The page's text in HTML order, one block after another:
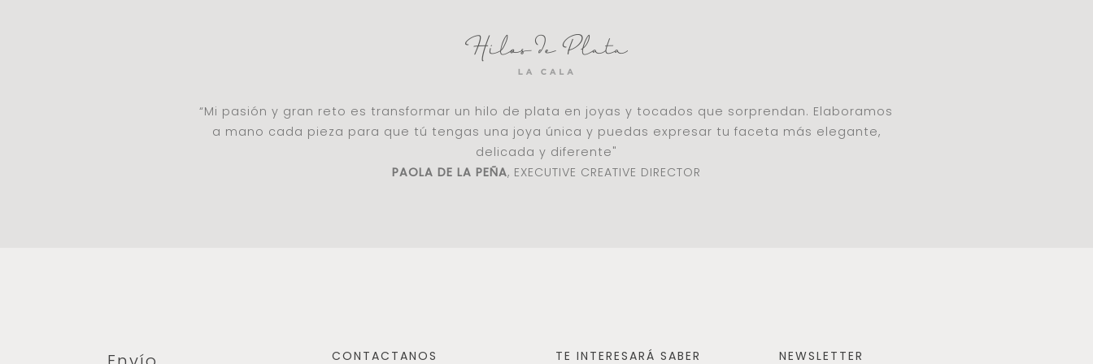
“Mi pasión y gran reto es transformar un hilo de plata en joyas y tocados que sorprendan. Elaboramos
a mano cada pieza para que tú tengas una joya única y puedas expresar tu faceta más elegante,
delicada y diferente"
PAOLA DE LA PEÑA, EXECUTIVE CREATIVE DIRECTOR
CONTACTANOS TE INTERESARÁ SABER NEWSLETTER